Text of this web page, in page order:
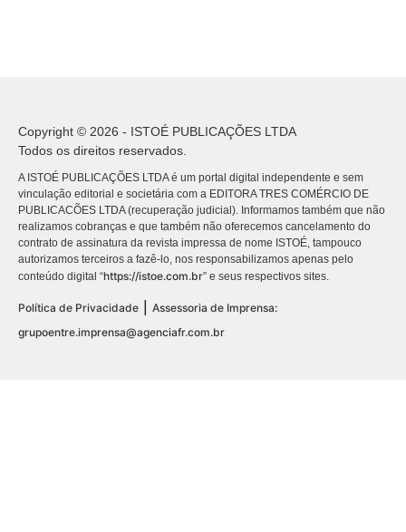
Copyright © 2026 - ISTOÉ PUBLICAÇÕES LTDA
Todos os direitos reservados.
A ISTOÉ PUBLICAÇÕES LTDA é um portal digital independente e sem
vinculação editorial e societária com a EDITORA TRES COMÉRCIO DE
PUBLICACÕES LTDA (recuperação judicial). Informamos também que não
realizamos cobranças e que também não oferecemos cancelamento do
contrato de assinatura da revista impressa de nome ISTOÉ, tampouco
autorizamos terceiros a fazê-lo, nos responsabilizamos apenas pelo
conteúdo digital “https://istoe.com.br” e seus respectivos sites.
Política de Privacidade
Assessoria de Imprensa:
grupoentre.imprensa@agenciafr.com.br